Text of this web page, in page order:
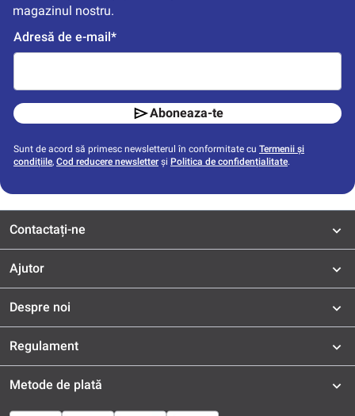
magazinul nostru.
Adresă de e-mail*
Aboneaza-te
Sunt de acord să primesc newsletterul în conformitate cu Termenii și
condițiile, Cod reducere newsletter și Politica de confidențialitate.
Contactați-ne
Ajutor
Despre noi
Regulament
Metode de plată